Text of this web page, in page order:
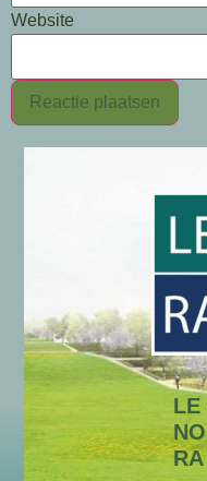
Website
LE
NO
RA